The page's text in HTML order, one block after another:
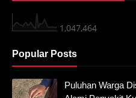
1,047,464
Popular Posts
Puluhan Warga